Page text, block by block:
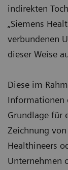
indirekten
„Siemens
verbundenen
dieser Weise
Diese im
Informationen
Grundlage für
Zeichnung
Healthineers
Unternehmen